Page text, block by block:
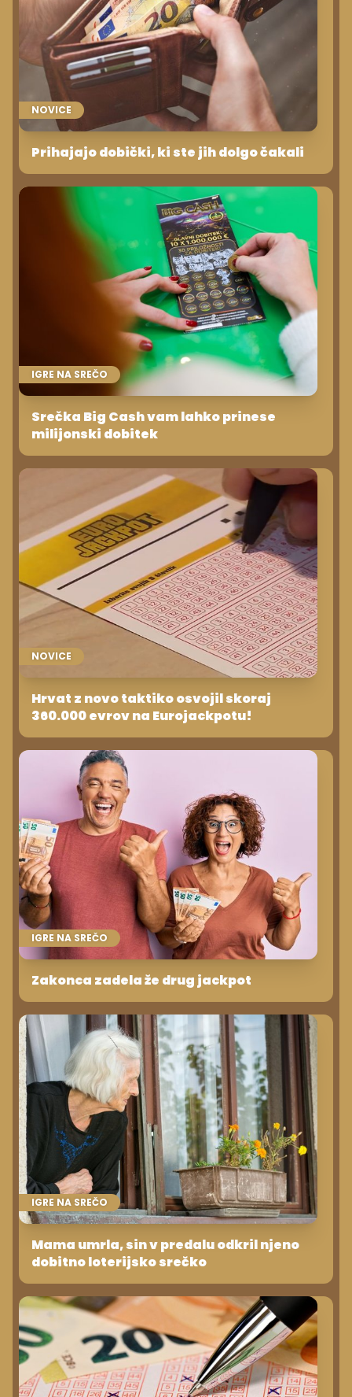
NOVICE
Prihajajo dobički, ki ste jih dolgo čakali
IGRE NA SREČO
Srečka Big Cash vam lahko prinese
milijonski dobitek
NOVICE
Hrvat z novo taktiko osvojil skoraj
360.000 evrov na Eurojackpotu!
IGRE NA SREČO
Zakonca zadela že drug jackpot
IGRE NA SREČO
Mama umrla, sin v predalu odkril njeno
dobitno loterijsko srečko